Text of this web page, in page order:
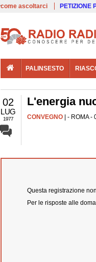
come ascoltarci PETIZIONE
PALINSESTO
02
LUG
1977
L'energia
CONVEGNO | - ROMA
Questa registrazione
Per le risposte alle